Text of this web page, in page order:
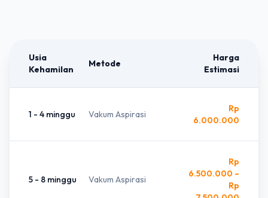
Usia
Kehamilan
Metode
Harga
Estimasi
1 - 4 minggu Vakum Aspirasi
Rp
6.000.000
5 - 8 minggu Vakum Aspirasi
Rp
6.500.000 –
Rp